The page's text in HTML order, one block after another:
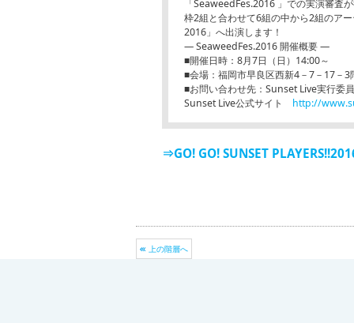
「SeaweedFes.2016 」での実演審査
枠2組と合わせて6組の中から2組のア
2016」へ出演します！
― SeaweedFes.2016 開催概要 ―
■開催日時：8月7日（日）14:00～
■会場：福岡市早良区西新4－7－17－
■お問い合わせ先：Sunset Live実行
Sunset Live公式サイト http://
⇒GO! GO! SUNSET
上の階層へ